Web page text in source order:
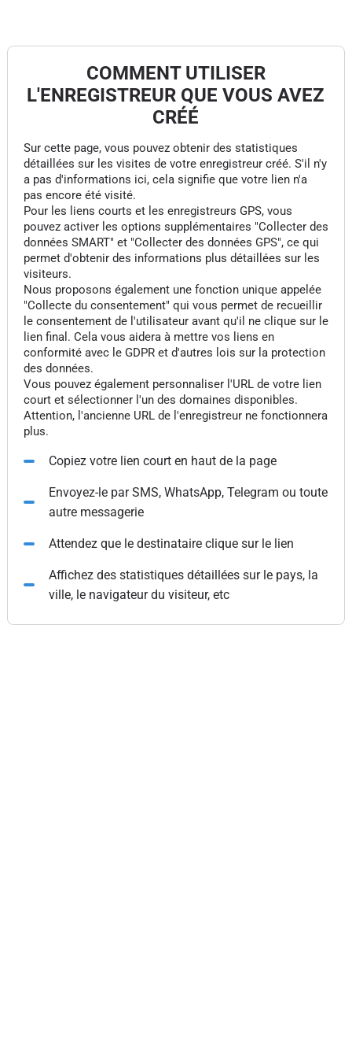
COMMENT UTILISER
L'ENREGISTREUR QUE VOUS AVEZ
CRÉÉ
Sur cette page, vous pouvez obtenir des statistiques
détaillées sur les visites de votre enregistreur créé. S'il n'y
a pas d'informations ici, cela signifie que votre lien n'a
pas encore été visité.
Pour les liens courts et les enregistreurs GPS, vous
pouvez activer les options supplémentaires "Collecter des
données SMART" et "Collecter des données GPS", ce qui
permet d'obtenir des informations plus détaillées sur les
visiteurs.
Nous proposons également une fonction unique appelée
"Collecte du consentement" qui vous permet de recueillir
le consentement de l'utilisateur avant qu'il ne clique sur le
lien final. Cela vous aidera à mettre vos liens en
conformité avec le GDPR et d'autres lois sur la protection
des données.
Vous pouvez également personnaliser l'URL de votre lien
court et sélectionner l'un des domaines disponibles.
Attention, l'ancienne URL de l'enregistreur ne fonctionnera
plus.
Copiez votre lien court en haut de la page
Envoyez-le par SMS, WhatsApp, Telegram ou toute
autre messagerie
Attendez que le destinataire clique sur le lien
Affichez des statistiques détaillées sur le pays, la
ville, le navigateur du visiteur, etc